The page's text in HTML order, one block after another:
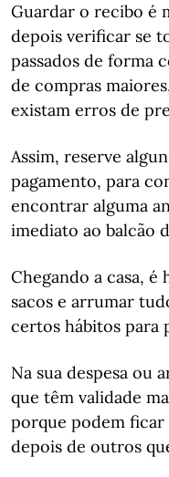
Guardar o recibo é
depois verificar se
passados de forma
de compras
existam erros de
Assim, reserve
pagamento, para
encontrar alguma
imediato ao balcão
Chegando a casa,
sacos e arrumar
certos hábitos para
Na sua despesa ou
que têm validade
porque podem ficar
depois de outros